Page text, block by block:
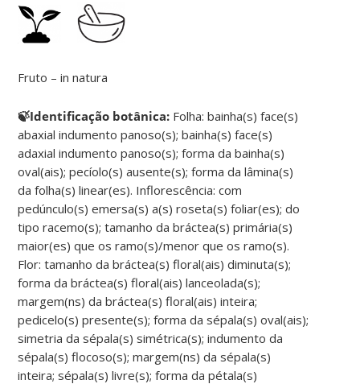
Fruto – in natura
🍃Identificação botânica: Folha: bainha(s) face(s)
abaxial indumento panoso(s); bainha(s) face(s)
adaxial indumento panoso(s); forma da bainha(s)
oval(ais); pecíolo(s) ausente(s); forma da lâmina(s)
da folha(s) linear(es). Inflorescência: com
pedúnculo(s) emersa(s) a(s) roseta(s) foliar(es); do
tipo racemo(s); tamanho da bráctea(s) primária(s)
maior(es) que os ramo(s)/menor que os ramo(s).
Flor: tamanho da bráctea(s) floral(ais) diminuta(s);
forma da bráctea(s) floral(ais) lanceolada(s);
margem(ns) da bráctea(s) floral(ais) inteira;
pedicelo(s) presente(s); forma da sépala(s) oval(ais);
simetria da sépala(s) simétrica(s); indumento da
sépala(s) flocoso(s); margem(ns) da sépala(s)
inteira; sépala(s) livre(s); forma da pétala(s)